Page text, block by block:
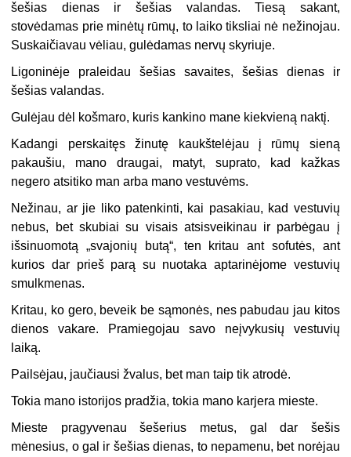
šešias dienas ir šešias valandas. Tiesą sakant,
stovėdamas prie minėtų rūmų, to laiko tiksliai nė nežinojau.
Suskaičiavau vėliau, gulėdamas nervų skyriuje.
Ligoninėje praleidau šešias savaites, šešias dienas ir
šešias valandas.
Gulėjau dėl košmaro, kuris kankino mane kiekvieną naktį.
Kadangi perskaitęs žinutę kaukštelėjau į rūmų sieną
pakaušiu, mano draugai, matyt, suprato, kad kažkas
negero atsitiko man arba mano vestuvėms.
Nežinau, ar jie liko patenkinti, kai pasakiau, kad vestuvių
nebus, bet skubiai su visais atsisveikinau ir parbėgau į
išsinuomotą „svajonių butą“, ten kritau ant sofutės, ant
kurios dar prieš parą su nuotaka aptarinėjome vestuvių
smulkmenas.
Kritau, ko gero, beveik be sąmonės, nes pabudau jau kitos
dienos vakare. Pramiegojau savo neįvykusių vestuvių
laiką.
Pailsėjau, jaučiausi žvalus, bet man taip tik atrodė.
Tokia mano istorijos pradžia, tokia mano karjera mieste.
Mieste pragyvenau šešerius metus, gal dar šešis
mėnesius, o gal ir šešias dienas, to nepamenu, bet norėjau